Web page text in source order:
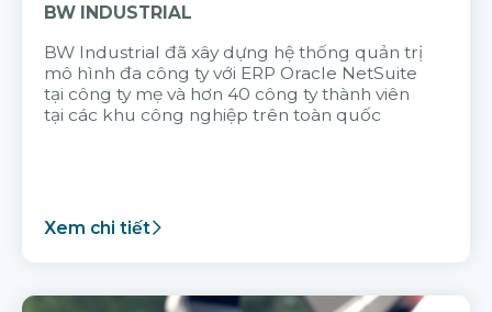
BW INDUSTRIAL
BW Industrial đã xây dựng hệ thống quản trị
mô hình đa công ty với ERP Oracle NetSuite
tại công ty mẹ và hơn 40 công ty thành viên
tại các khu công nghiệp trên toàn quốc
Xem chi tiết